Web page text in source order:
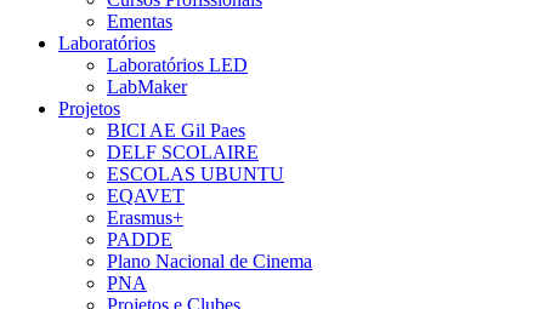
Ementas
Laboratórios
Laboratórios LED
LabMaker
Projetos
BICI AE Gil Paes
DELF SCOLAIRE
ESCOLAS UBUNTU
EQAVET
Erasmus+
PADDE
Plano Nacional de Cinema
PNA
Projetos e Clubes